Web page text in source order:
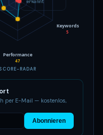
erkannt
Keywords
5
Performance
47
RADAR
per E-Mail — kostenlos,
Abonnieren